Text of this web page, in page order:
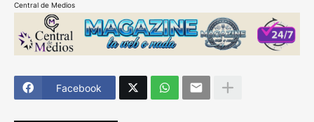
Central de Medios
Facebook